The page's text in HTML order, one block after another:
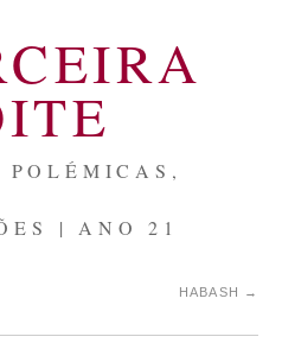
| ANO 21
HABASH →